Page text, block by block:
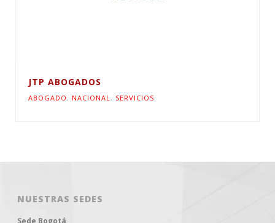
JTP ABOGADOS
ABOGADO , NACIONAL, SERVICIOS
NUESTRAS SEDES